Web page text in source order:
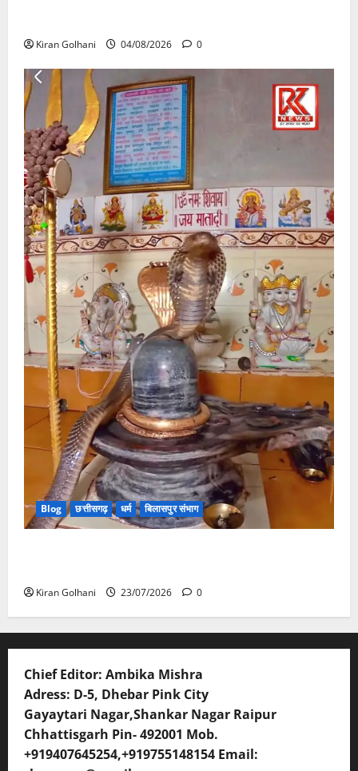
Kiran Golhani 04/08/2026 0
Blog छत्तीसगढ़ धर्म बिलासपुर संभाग
Kiran Golhani 23/07/2026 0
Chief Editor: Ambika Mishra
Adress: D-5, Dhebar Pink City
Gayaytari Nagar,Shankar Nagar Raipur
Chhattisgarh Pin- 492001 Mob.
+919407645254,+919755148154 Email: